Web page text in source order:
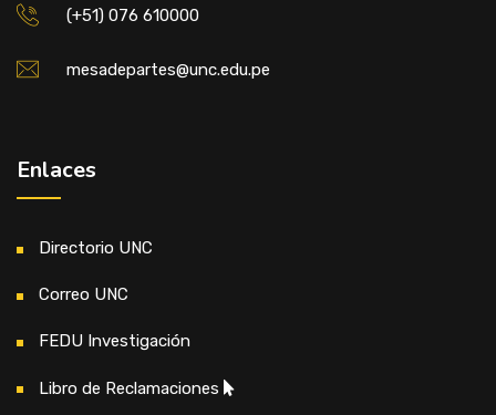
(+51) 076 610000
mesadepartes@unc.edu.pe
Enlaces
Directorio UNC
Correo UNC
FEDU Investigación
Libro de Reclamaciones